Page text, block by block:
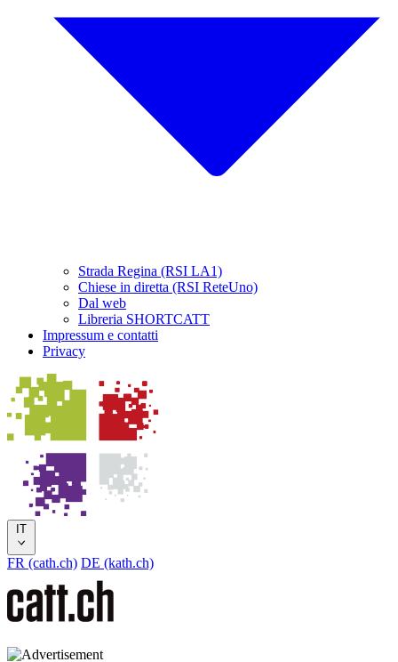
Strada Regina (RSI LA1)
Chiese in diretta (RSI ReteUno)
Dal web
Libreria SHORTCATT
Impressum e contatti
Privacy
IT
FR (cath.ch) DE (kath.ch)